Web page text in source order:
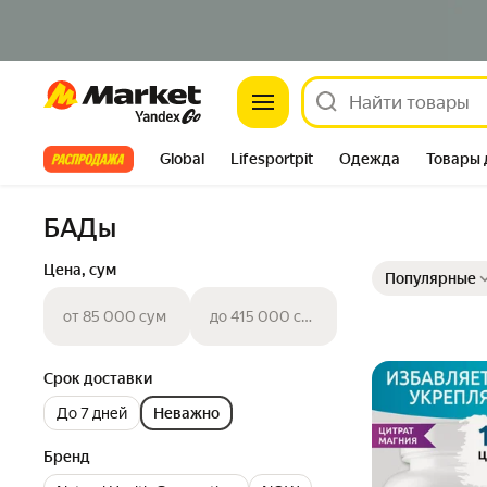
Market
Все хиты Global Lifesportpit Одежда Товары
БАДы
Цена, сум
от 85 000 сум до 415 000 сум
Срок доставки
До 7 дней
Неважно
Бренд
Популярные